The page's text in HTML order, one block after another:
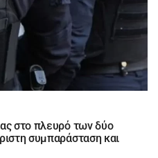
στο πλευρό των δύο
συμπαράσταση και